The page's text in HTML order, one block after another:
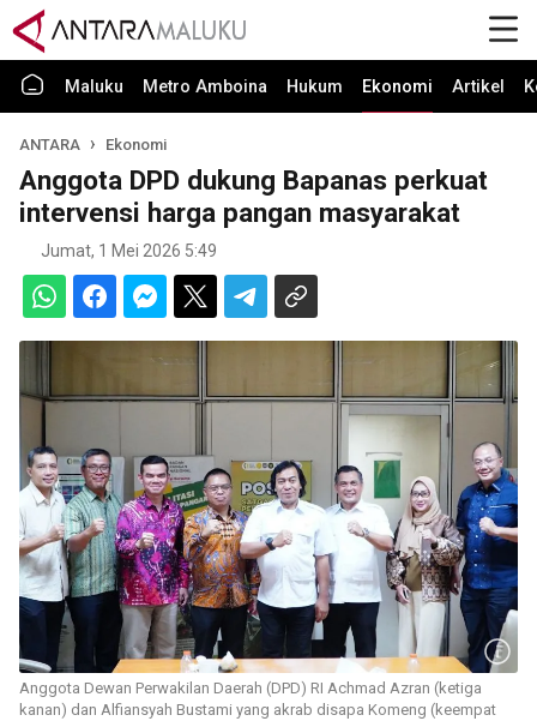
Maluku Metro Amboina Hukum Ekonomi Artikel
ANTARA Ekonomi
Anggota DPD dukung Bapanas perkuat
intervensi harga pangan masyarakat
Jumat, 1 Mei 2026 5:49
Anggota Dewan Perwakilan Daerah (DPD) RI Achmad Azran (ketiga
kanan) dan Alfiansyah Bustami yang akrab disapa Komeng (keempat